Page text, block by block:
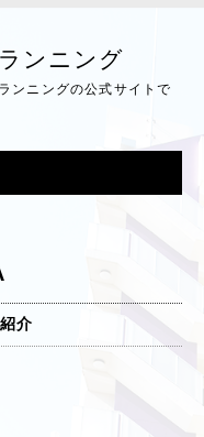
ンニング
ンニングの公式サイトで
介